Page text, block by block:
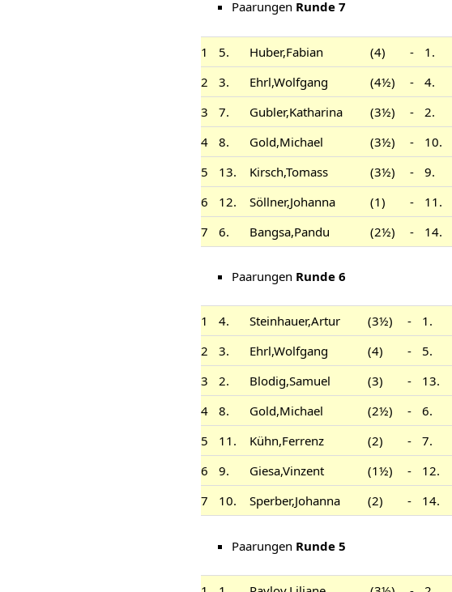
Paarungen Runde 7
1 5. Huber,Fabian (4) - 1.
2
3. Ehrl,Wolfgang (4½) - 4.
3
7. Gubler,Katharina (3½) - 2.
4
8. Gold,Michael (3½) - 10.
5
13. Kirsch,Tomass (3½) - 9.
6
12. Söllner,Johanna (1) - 11.
7
6. Bangsa,Pandu (2½) - 14.
Paarungen Runde 6
1 4. Steinhauer,Artur (3½) - 1.
2
3. Ehrl,Wolfgang (4) - 5.
3
2. Blodig,Samuel (3) - 13.
4
8. Gold,Michael (2½) - 6.
5
11. Kühn,Ferrenz (2) - 7.
6
9. Giesa,Vinzent (1½) - 12.
7
10. Sperber,Johanna (2) - 14.
Paarungen Runde 5